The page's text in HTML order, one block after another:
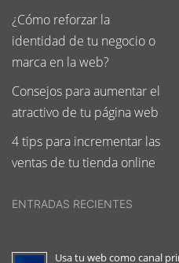
¿Cómo reforzar la
identidad de tu negocio o
marca en la web?
Consejos para aumentar el
atractivo de tu página web
4 tips para incrementar las
ventas de tu tienda online
ENTRADAS RECIENTES
Usa tu web como canal